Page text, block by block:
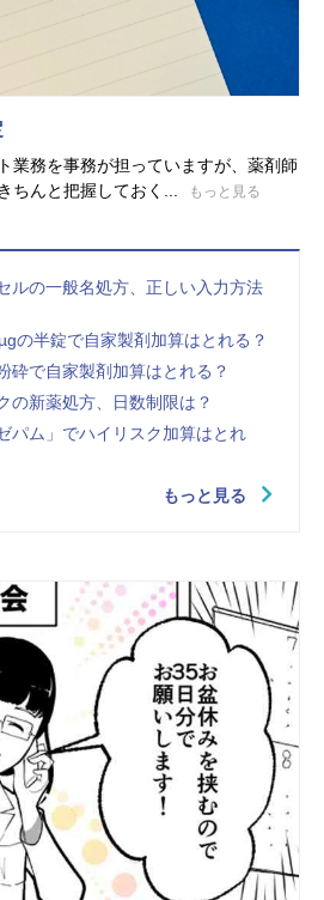
業務を事務が担っていますが、薬剤師
ちんと把握しておく...
もっと見る
ルの一般名処方、正しい入力方法
の半錠で自家製剤加算はとれる？
砕で自家製剤加算はとれる？
の新薬処方、日数制限は？
パム」でハイリスク加算はとれ
もっと見る